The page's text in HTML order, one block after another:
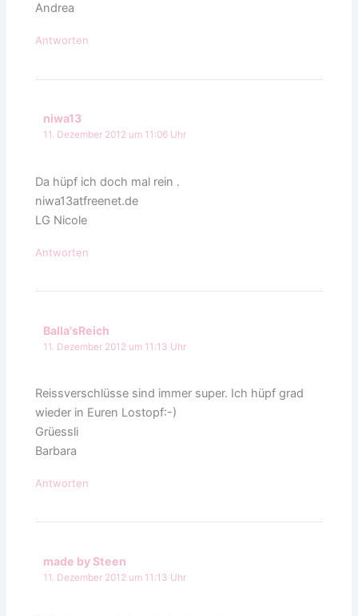
Andrea
Antworten
niwa13
11. Dezember 2012 um 11:06 Uhr
Da hüpf ich doch mal rein .
niwa13atfreenet.de
LG Nicole
Antworten
Balla'sReich
11. Dezember 2012 um 11:13 Uhr
Reissverschlüsse sind immer super. Ich hüpf grad
wieder in Euren Lostopf:-)
Grüessli
Barbara
Antworten
made by Steen
11. Dezember 2012 um 11:13 Uhr